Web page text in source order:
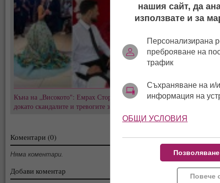
Къна на „Високото": Емрах Стораро и Айлян преди сватбата,
докато скандалите и тревогите за Тони не стихват
Коментари (0)
Няма коментари.
Добави коментар
нашия сайт, да
използвате и за
Персонализирана
преброяване на
трафик
Съхраняване на и/
информация на
ОБЩИ УСЛОВИЯ
Повече